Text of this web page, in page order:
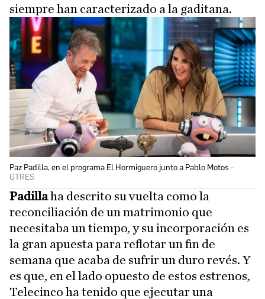
siempre han caracterizado a la gaditana.
Paz Padilla, en el programa El Hormiguero junto a Pablo Motos
GTRES
Padillaha descrito su vuelta como la
reconciliación de un matrimonio que
necesitaba un tiempo, y su incorporación es
la gran apuesta para reflotar un fin de
semana que acaba de sufrir un duro revés. Y
es que, en el lado opuesto de estos estrenos,
Telecinco ha tenido que ejecutar una